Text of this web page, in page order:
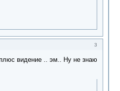
3
плюс видение .. эм.. Ну не знаю